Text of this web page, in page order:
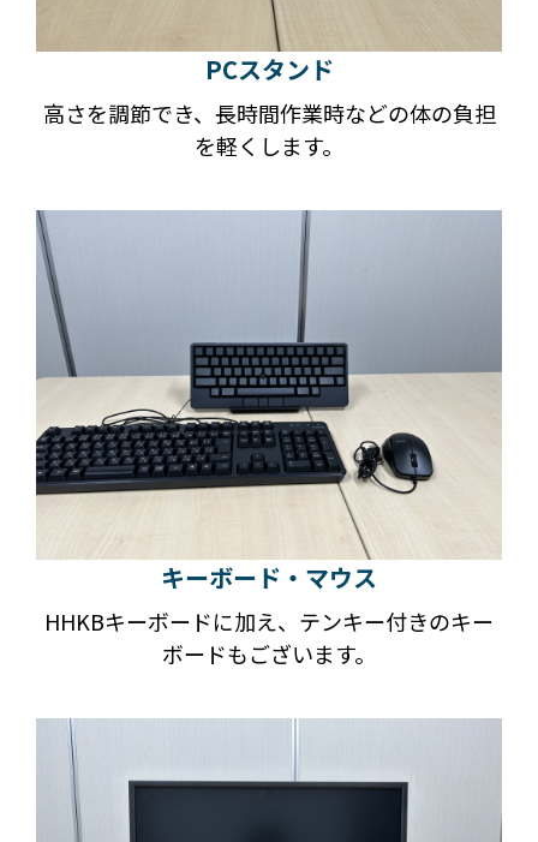
PCスタンド
高さを調節でき、長時間作業時などの体の負担
を軽くします。
キーボード・マウス
HHKBキーボードに加え、テンキー付きのキー
ボードもございます。